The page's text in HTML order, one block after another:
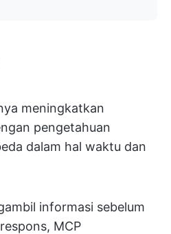
meningkatkan
pengetahuan
dalam hal waktu dan
informasi sebelum
MCP